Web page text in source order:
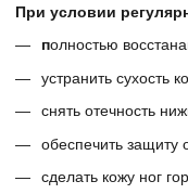
При условии
полностью
устранить сухость
снять отечность
обеспечить защиту
сделать кожу ног